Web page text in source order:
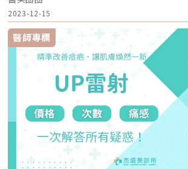
寡」。層次的選擇很重要。 線材拉提的核心目標是
得太淺，皮膚表面容易產生勒痕或不平整；埋得太深
或無法有效帶動組織。透過 MINT 豐富的規格，醫師
規劃： FINE+ 與 FIX+： 負責中下臉的大面積地基重
紋。 PETIT+： 則是進行細部修飾，精雕輪廓邊緣與
EASY： 針對難搞的雙下巴與頸部，延長拉提曲線，
線材精準植入後，它會立即提供物理性的支撐感。隨
中，會刺激周圍的組織啟動修復機制，產生自體膠
材功成身退被吸收後，取而代之的是新生的結構支
期的續航力。客製化配置：因材施教的規格美學每個
的藝術品，因此不應有一套的公式。MINT 家族的多
cm 的 EASY 到鼻部專用的短線），讓我們在臨床操
針對中下臉下垂： 我們常用FINE+ 進行拉提，並搭配
定。 針對精緻鼻型： TIP+ 與 UP+ 是鼻部雕塑的好
翹、縮窄鼻翼，提供穩定的結構支撐。 針對細節修飾
微的眼尾鬆弛，PETIT+ 的長度能做到精準的微調，
用，讓醫師能針對您的老化程度、脂肪厚度、甚至是
求，進行多維度的設計。回歸真實的美，讓時間溫柔
位追求美的朋友說：醫美的目的不是為了把妳變成「
回那個更有精神、更自信的自己。秘線拉提並不是一
雙眼皮不對稱在康復期間雙眼皮因腫脹的狀態，會導
稱。通常會在腫脹減緩後得到解決，但仍有部分患者
因是每個人的眉眼位置先天就存在差異，而且並不是
稱。即便在手術過程，醫師盡力將褶皺達到對稱，但
異。• 過多的雙眼皮褶皺呈現多層雙眼皮的主因通
於縫合時未能完整固定縫線或形成沾黏，因此形成兩
為了預防此情況發生，醫師在手術中完整縫合成為
眼皮未形成而消失縫線鬆落是手術失敗其中之一，
牢固或是外力使縫線鬆落，造成雙眼皮無法形成並出
議手術後應避免激烈運動及觸碰傷口，以降低縫線
過寬或過於狹窄醫師在術前與患者建議理想的雙眼皮
生褶痕研判失誤的風險，使雙眼皮術後成效不如預期
生，應在術前充分溝通，尋找臨床經驗豐富的醫師
皺太短通常發生這種情況可能是眼頭或是眼尾的脂肪
固，建議強化縫線或取掉過多的脂肪來解決。忽視傷
後問題• 術後感染術後的初期前幾天，傷口容易會有
的情況，因此適時的清潔絕對不容忽視。如果未確實
導致傷口感染，造成其他嚴重的問題。• 產生疤痕由
樣，相對術後也會有不同程度上的疤痕，大多數疤痕
2023-12-15
醫師專欄